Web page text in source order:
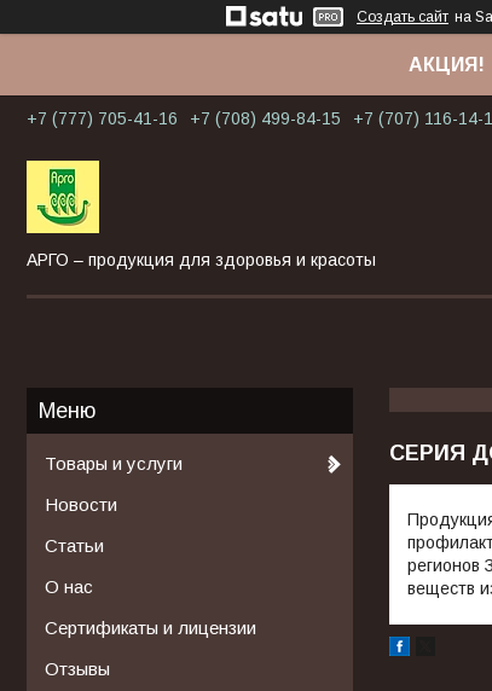
Создать сайт на
АКЦИЯ!
+7 (777) 705-41-16 +7 (708) 499-84-15 +7 (707) 116-14-
АРГО – продукция для здоровья и красоты
СЕРИЯ
регионов
веществ
Товары и услуги
Новости
Статьи
О нас
Сертификаты и лицензии
Отзывы